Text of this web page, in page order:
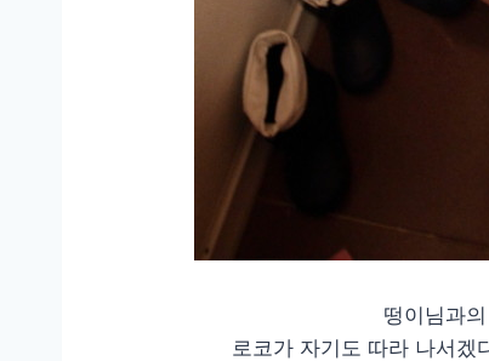
떵이님과
로코가 자기도 따라 나서겠